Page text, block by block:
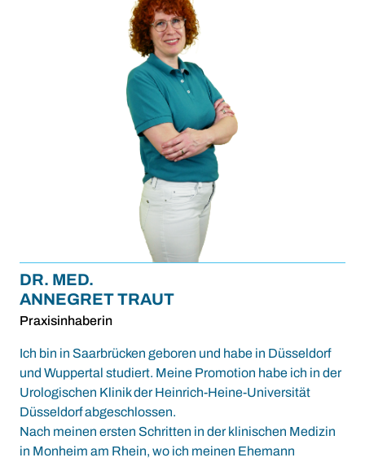
DR. MED.
ANNEGRET TRAUT
Praxisinhaberin
Ich bin in Saarbrücken geboren und habe in Düsseldorf
und Wuppertal studiert. Meine Promotion habe ich in der
Urologischen Klinik der Heinrich-Heine-Universität
Düsseldorf abgeschlossen.
Nach meinen ersten Schritten in der klinischen Medizin
in Monheim am Rhein, wo ich meinen Ehemann